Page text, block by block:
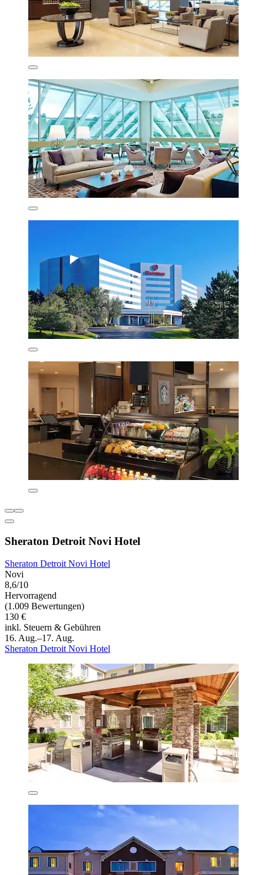
Sheraton Detroit Novi Hotel
Sheraton Detroit Novi Hotel
Novi
8,6/10
Hervorragend
(1.009 Bewertungen)
130 €
inkl. Steuern & Gebühren
16. Aug.–17. Aug.
Sheraton Detroit Novi Hotel